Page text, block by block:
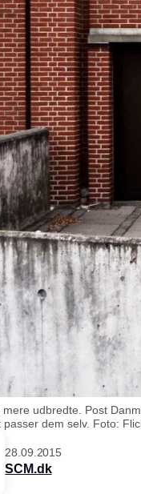
udbredte. Post
dem selv. Foto:
28.09.2015
SCM.dk